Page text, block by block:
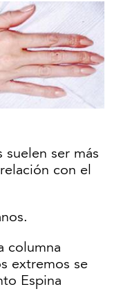
suelen ser más
con el
columna
extremos se
Espina